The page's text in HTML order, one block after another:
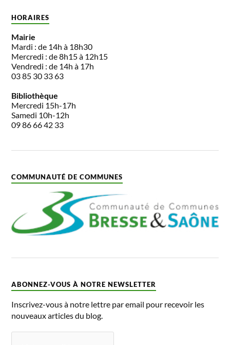
HORAIRES
Mairie
Mardi : de 14h à 18h30
Mercredi : de 8h15 à 12h15
Vendredi : de 14h à 17h
03 85 30 33 63
Bibliothèque
Mercredi 15h-17h
Samedi 10h-12h
09 86 66 42 33
COMMUNAUTÉ DE COMMUNES
ABONNEZ-VOUS À NOTRE NEWSLETTER
Inscrivez-vous à notre lettre par email pour recevoir les
nouveaux articles du blog.